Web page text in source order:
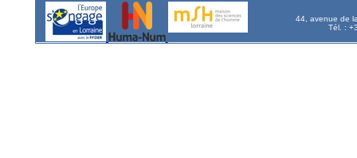
44, avenue de
Tél. :